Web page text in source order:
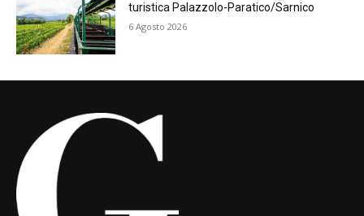
turistica Palazzolo-Paratico/Sarnico
6 Agosto 2026